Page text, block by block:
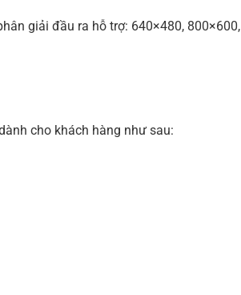
giải đầu ra hỗ trợ: 640×480, 800×600,
cho khách hàng như sau: